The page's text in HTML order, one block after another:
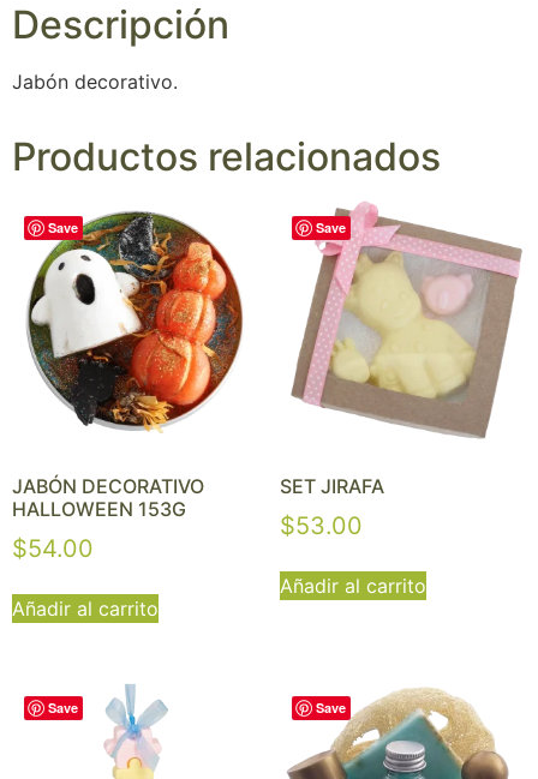
Descripción
Jabón decorativo.
Productos relacionados
Save
JABÓN DECORATIVO
HALLOWEEN 153G
$54.00
Añadir al carrito
Save
SET JIRAFA
$53.00
Añadir al carrito
Save Save